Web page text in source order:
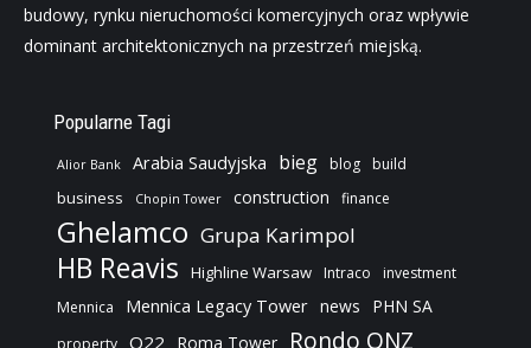
budowy, rynku nieruchomości komercyjnych oraz wpływie
dominant architektonicznych na przestrzeń miejską.
Popularne Tagi
Alior Bank Arabia Saudyjska bieg blog build
business Chopin Tower construction finance
Ghelamco Grupa Karimpol
HB Reavis Highline Warsaw Intraco
investment
Mennica
Mennica Legacy Tower news PHN SA
property Q22 Roma Tower Rondo ONZ